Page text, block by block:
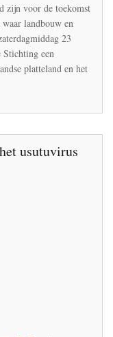
platteland:
bloemrijk
of
gifgroen?
zijn voor de toekomst
landbouw en
23
Stichting een
platteland en het
usutuvirus